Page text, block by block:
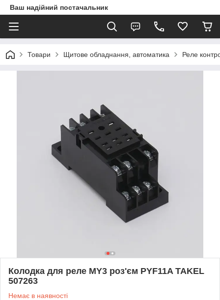
Ваш надійний постачальник
Товари Щитове обладнання, автоматика Реле
Колодка для реле MY3 роз'єм PYF11A TAKEL
507263
Немає в наявності